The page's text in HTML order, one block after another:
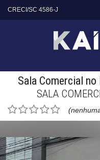
CRECI/SC 4586-J
Sala Comercial
SALA